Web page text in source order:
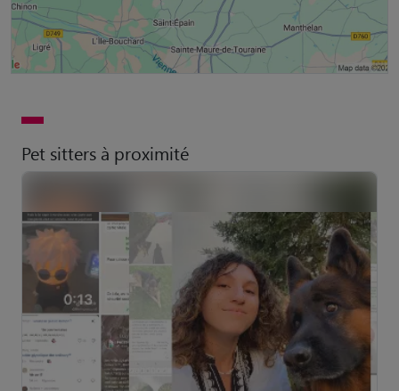
Pet sitters à proximité